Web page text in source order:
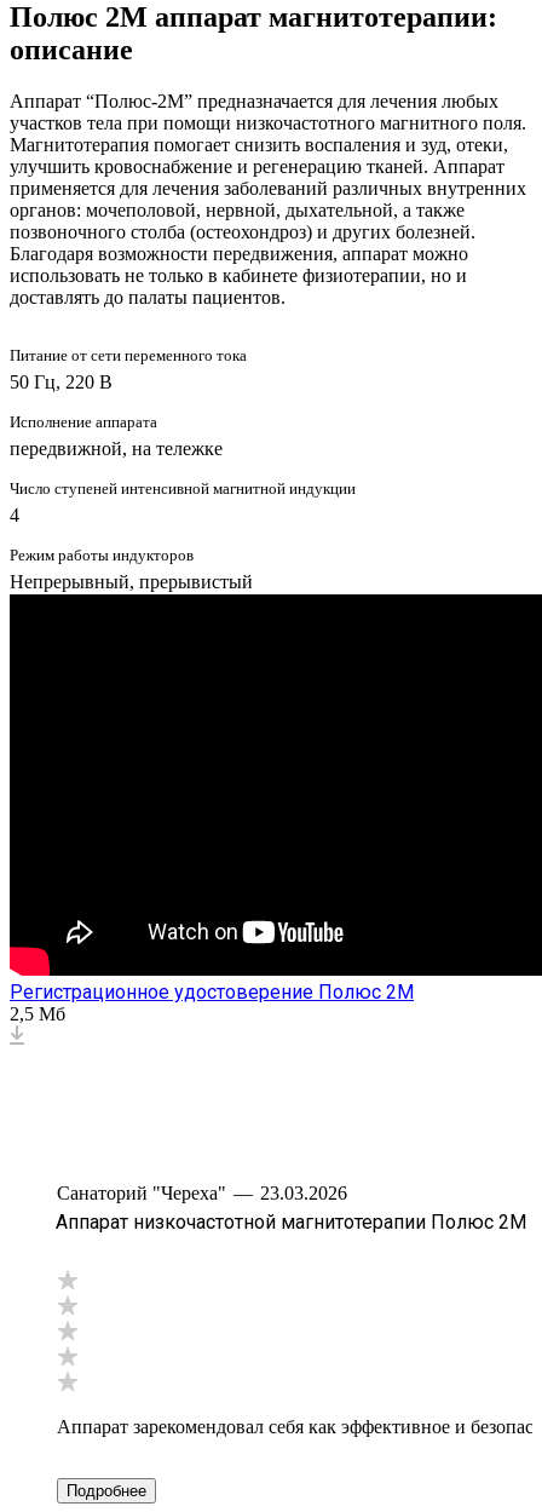
Полюс 2М аппарат магнитотерапии:
описание
Аппарат “Полюс-2М” предназначается для лечения любых
участков тела при помощи низкочастотного магнитного поля.
Магнитотерапия помогает снизить воспаления и зуд, отеки,
улучшить кровоснабжение и регенерацию тканей. Аппарат
применяется для лечения заболеваний различных внутренних
органов: мочеполовой, нервной, дыхательной, а также
позвоночного столба (остеохондроз) и других болезней.
Благодаря возможности передвижения, аппарат можно
использовать не только в кабинете физиотерапии, но и
доставлять до палаты пациентов.
Питание от сети переменного тока
50 Гц, 220 В
Исполнение аппарата
передвижной, на тележке
Число ступеней интенсивной магнитной индукции
4
Режим работы индукторов
Непрерывный, прерывистый
Регистрационное удостоверение Полюс 2М
2,5 Мб
Санаторий "Череха" — 23.03.2026
Аппарат низкочастотной магнитотерапии Полюс 2М
Аппарат зарекомендовал себя как эффективное и
Подробнее